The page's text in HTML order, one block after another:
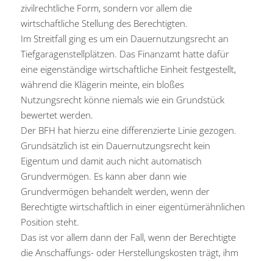
zivilrechtliche Form, sondern vor allem die
wirtschaftliche Stellung des Berechtigten.
Im Streitfall ging es um ein Dauernutzungsrecht an
Tiefgaragenstellplätzen. Das Finanzamt hatte dafür
eine eigenständige wirtschaftliche Einheit festgestellt,
während die Klägerin meinte, ein bloßes
Nutzungsrecht könne niemals wie ein Grundstück
bewertet werden.
Der BFH hat hierzu eine differenzierte Linie gezogen.
Grundsätzlich ist ein Dauernutzungsrecht kein
Eigentum und damit auch nicht automatisch
Grundvermögen. Es kann aber dann wie
Grundvermögen behandelt werden, wenn der
Berechtigte wirtschaftlich in einer eigentümerähnlichen
Position steht.
Das ist vor allem dann der Fall, wenn der Berechtigte
die Anschaffungs- oder Herstellungskosten trägt, ihm